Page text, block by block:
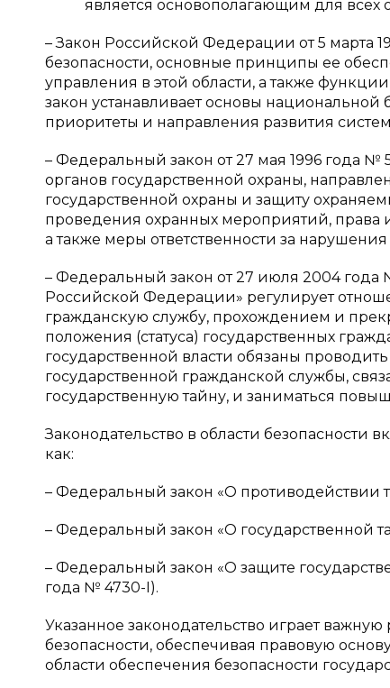
является основополагающим для всех
– Закон Российской Федерации от 5 марта
безопасности, основные принципы ее
управления в этой области, а также
закон устанавливает основы национальной
приоритеты и направления развития
– Федеральный закон от 27 мая 1996 года №
органов государственной охраны,
государственной охраны и защиту
проведения охранных мероприятий, права
а также меры ответственности за нарушения
– Федеральный закон от 27 июля 2004
Российской Федерации» регулирует
гражданскую службу, прохождением и
положения (статуса) государственных
государственной власти обязаны
государственной гражданской службы,
государственную тайну, и заниматься
Законодательство в области безопасности
как:
– Федеральный закон «О противодействии
– Федеральный закон «О государственной
– Федеральный закон «О защите
года № 4730-I).
Указанное законодательство играет
безопасности, обеспечивая правовую
области обеспечения безопасности